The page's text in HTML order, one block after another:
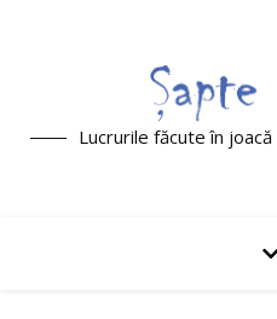
Lucrurile făcute în